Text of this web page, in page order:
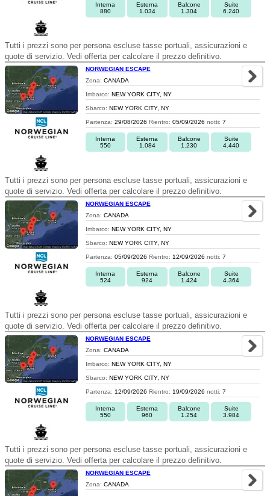
Interna
880
Esterna
1.034
Balcone
1.304
Suite
6.240
Tutti i prezzi sono per persona escluse tasse portuali, assicurazioni e
quote di servizio. Vedi offerta per calcolare il prezzo definitivo.
NORWEGIAN ESCAPE
Zona: CANADA
Imbarco: NEW YORK CITY, NY
Sbarco: NEW YORK CITY, NY
Partenza: 29/08/2026 Rientro: 05/09/2026 notti: 7
Interna
550
Esterna
1.084
Balcone
1.230
Suite
4.440
Tutti i prezzi sono per persona escluse tasse portuali, assicurazioni e
quote di servizio. Vedi offerta per calcolare il prezzo definitivo.
NORWEGIAN ESCAPE
Zona: CANADA
Imbarco: NEW YORK CITY, NY
Sbarco: NEW YORK CITY, NY
Partenza: 05/09/2026 Rientro: 12/09/2026 notti: 7
Interna
524
Esterna
924
Balcone
1.424
Suite
4.364
Tutti i prezzi sono per persona escluse tasse portuali, assicurazioni e
quote di servizio. Vedi offerta per calcolare il prezzo definitivo.
NORWEGIAN ESCAPE
Zona: CANADA
Imbarco: NEW YORK CITY, NY
Sbarco: NEW YORK CITY, NY
Partenza: 12/09/2026 Rientro: 19/09/2026 notti: 7
Interna
550
Esterna
960
Balcone
1.254
Suite
3.984
Tutti i prezzi sono per persona escluse tasse portuali, assicurazioni e
quote di servizio. Vedi offerta per calcolare il prezzo definitivo.
NORWEGIAN ESCAPE
Zona: CANADA